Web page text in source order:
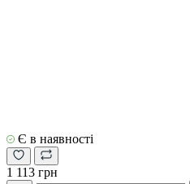
Є в наявності
1 113 грн